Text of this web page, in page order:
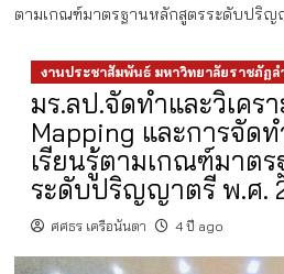
ตามเกณฑ์มาตรฐานหลักสูตรระดับปริญ
งานประชาสัมพันธ์ มหาวิทยาลัยราชภัฏล
มร.ลป.จัดทำและวิเคร
Mapping และการจัด
เรียนรู้ตามเกณฑ์มาต
ระดับปริญญาตรี พ.ศ.
ศศธร เครือนันตา 4 ปี ago